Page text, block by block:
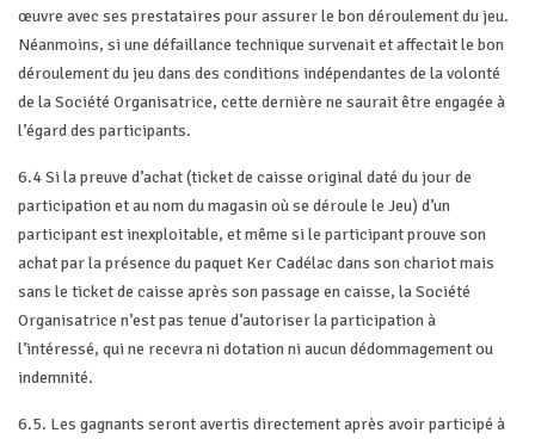
œuvre avec ses prestataires pour assurer le bon déroulement du jeu.
Néanmoins, si une défaillance technique survenait et affectait le bon
déroulement du jeu dans des conditions indépendantes de la volonté
de la Société Organisatrice, cette dernière ne saurait être engagée à
l’égard des participants.
6.4 Si la preuve d’achat (ticket de caisse original daté du jour de
participation et au nom du magasin où se déroule le Jeu) d’un
participant est inexploitable, et même si le participant prouve son
achat par la présence du paquet Ker Cadélac dans son chariot mais
sans le ticket de caisse après son passage en caisse, la Société
Organisatrice n’est pas tenue d’autoriser la participation à
l’intéressé, qui ne recevra ni dotation ni aucun dédommagement ou
indemnité.
6.5. Les gagnants seront avertis directement après avoir participé à